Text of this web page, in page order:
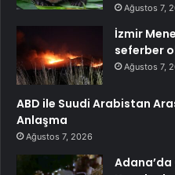
Ağustos 7,
İzmir
seferber
Ağustos 7,
ABD ile Suudi Arabistan
Anlaşma
Ağustos 7, 2026